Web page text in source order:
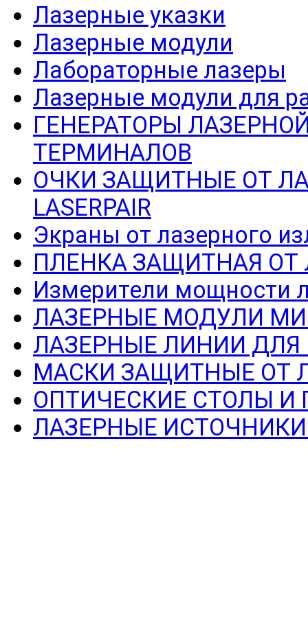
Лазерные указки
Лазерные модули
Лабораторные лазеры
Лазерные модули для
ГЕНЕРАТОРЫ
ТЕРМИНАЛОВ
ОЧКИ ЗАЩИТНЫЕ ОТ
LASERPAIR
Экраны от лазерного
ПЛЕНКА ЗАЩИТНАЯ ОТ
Измерители мощности
ЛАЗЕРНЫЕ МОДУЛИ
ЛАЗЕРНЫЕ ЛИНИИ
МАСКИ ЗАЩИТНЫЕ ОТ
ОПТИЧЕСКИЕ СТОЛЫ И
ЛАЗЕРНЫЕ ИСТОЧНИКИ